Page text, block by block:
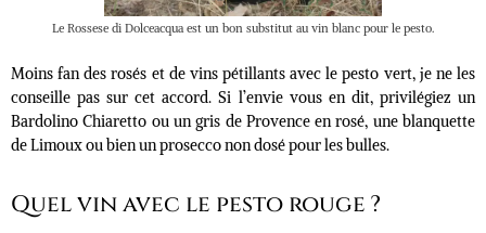
Le Rossese di Dolceacqua est un bon substitut au vin blanc pour le pesto.
Moins fan des rosés et de vins pétillants avec le pesto vert, je ne les
conseille pas sur cet accord. Si l’envie vous en dit, privilégiez un
Bardolino Chiaretto ou un gris de Provence en rosé, une blanquette
de Limoux ou bien un prosecco non dosé pour les bulles.
Quel vin avec le pesto rouge ?